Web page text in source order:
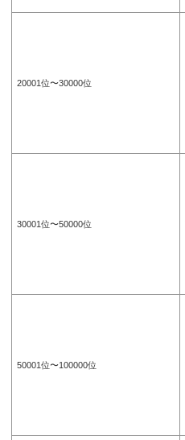
20001位〜30000位
30001位〜50000位
50001位〜100000位